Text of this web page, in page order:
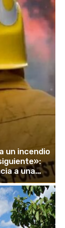
un incendio
a una...